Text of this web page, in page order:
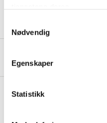
Nødvendig
Egenskaper
Statistikk
About the manufacturer